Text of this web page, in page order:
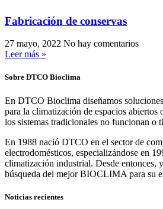
Fabricación de conservas
27 mayo, 2022 No hay comentarios
Leer más »
Sobre DTCO Bioclima
En DTCO Bioclima diseñamos
para la climatización de espacios abiertos
los sistemas tradicionales no funcionan o
En 1988 nació DTCO en el sector de
electrodomésticos, especializándose en
climatización industrial. Desde entonces,
búsqueda del mejor BIOCLIMA para su
Noticias recientes